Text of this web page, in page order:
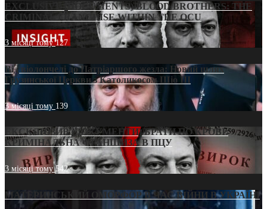
EXCLUSIVE (DOCUMENTS)/BLOOD BROTHERS: THE
CRIMINAL FRANCHISE WITHIN THE OCU
3 місяці тому127
Від віолончелі до Патріаршого жезла: Новий шлях
Грузинської Церкви з Католикосом Шіо III
3 місяці тому 139
ЕКСКЛЮЗИВ (ДОКУМЕНТИ)/БРАТИ ПО КРОВІ:
КРИМІНАЛЬНА ФРАНШИЗА В ПЦУ
3 місяці тому542
МАТЕРИНСЬКИЙ ОМОРФОР В ЧАС ВІЙНИ В УКРАЇНІ